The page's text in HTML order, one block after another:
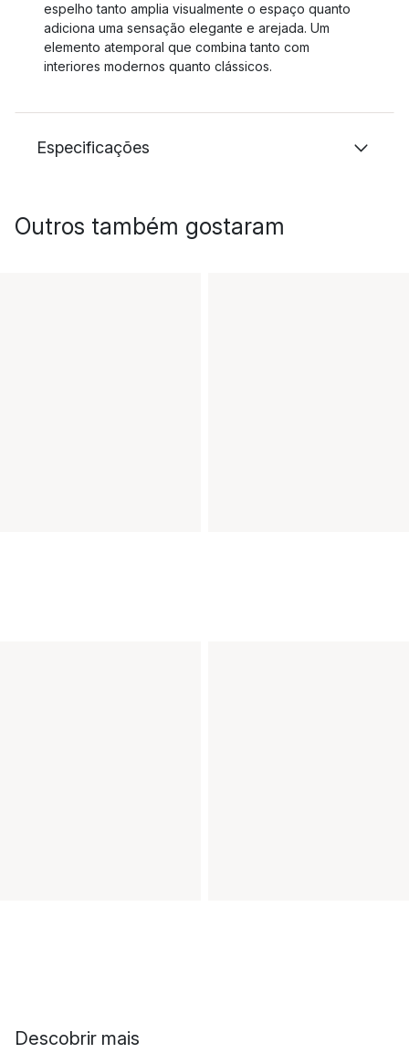
espelho tanto amplia visualmente o espaço quanto
adiciona uma sensação elegante e arejada. Um
elemento atemporal que combina tanto com
interiores modernos quanto clássicos.
Especificações
Outros também gostaram
Descobrir mais